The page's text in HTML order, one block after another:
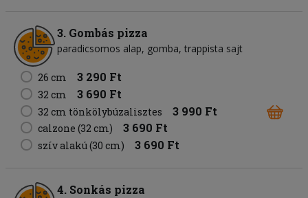
3. Gombás pizza
paradicsomos alap gomba trappista sajt
26 cm 3 290 Ft
32 cm 3 690 Ft
32 cm tönkölybúzalisztes 3 990 Ft
calzone (32 cm) 3 690 Ft
szív alakú (30 cm) 3 690 Ft
4. Sonkás pizza